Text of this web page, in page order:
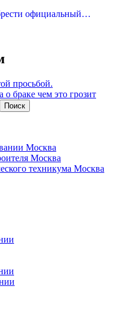
официальный…
просьбой.
о браке чем это грозит
Москва
Москва
техникума Москва